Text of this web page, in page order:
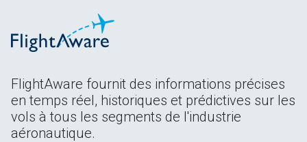
FlightAware fournit des informations précises
en temps réel, historiques et prédictives sur les
vols à tous les segments de l'industrie
aéronautique.